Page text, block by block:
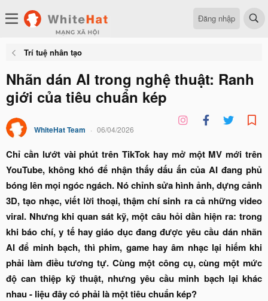
Đăng nhập
Trí tuệ nhân tạo
Nhãn dán AI trong nghệ thuật: Ranh
giới của tiêu chuẩn kép
WhiteHat Team 06/04/2026
Chỉ cần lướt vài phút trên TikTok hay mở một MV mới trên
YouTube, không khó để nhận thấy dấu ấn của AI đang phủ
bóng lên mọi ngóc ngách. Nó chỉnh sửa hình ảnh, dựng cảnh
3D, tạo nhạc, viết lời thoại, thậm chí sinh ra cả những video
viral. Nhưng khi quan sát kỹ, một câu hỏi dần hiện ra: trong
khi báo chí, y tế hay giáo dục đang được yêu cầu dán nhãn
AI để minh bạch, thì phim, game hay âm nhạc lại hiếm khi
phải làm điều tương tự. Cùng một công cụ, cùng một mức
độ can thiệp kỹ thuật, nhưng yêu cầu minh bạch lại khác
nhau - liệu đây có phải là một tiêu chuẩn kép?